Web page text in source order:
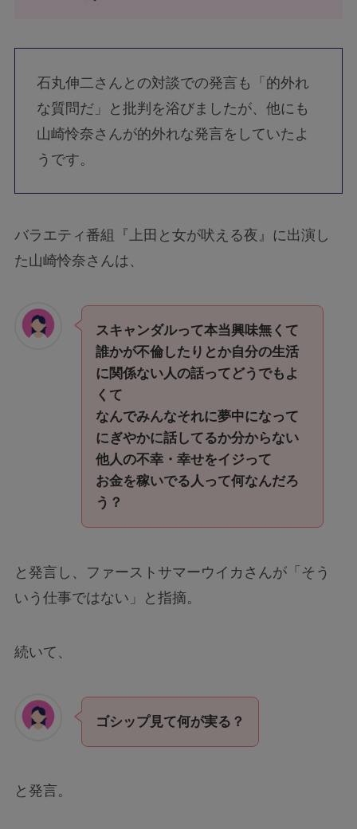
石丸伸二さんとの対談での発言も「的外れ
な質問だ」と批判を浴びましたが、他にも
山崎怜奈さんが的外れな発言をしていたよ
うです。
バラエティ番組『上田と女が吠える夜』に出演し
た山崎怜奈さんは、
スキャンダルって本当興味無くて
誰かが不倫したりとか自分の生活
に関係ない人の話ってどうでもよ
くて
なんでみんなそれに夢中になって
にぎやかに話してるか分からない
他人の不幸・幸せをイジって
お金を稼いでる人って何なんだろ
う？
と発言し、ファーストサマーウイカさんが「そう
いう仕事ではない」と指摘。
続いて、
ゴシップ見て何が実る？
と発言。